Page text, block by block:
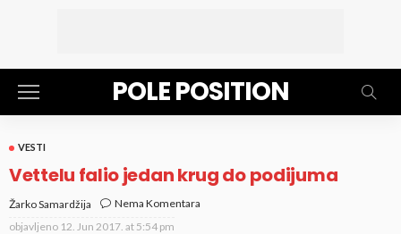
POLE POSITION
VESTI
Vettelu falio jedan krug do podijuma
Žarko Samardžija
Nema Komentara
objavljeno 12. Jun 2017. at 5:54 pm